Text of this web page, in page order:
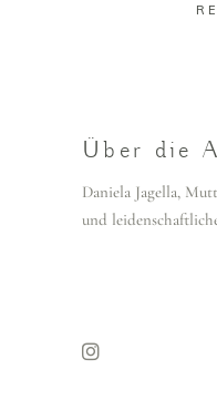
Über die
Daniela Jagella,
und